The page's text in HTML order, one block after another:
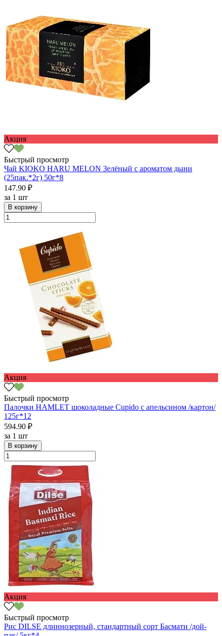
Акция
Быстрый просмотр
Чай KIOKO HARU MELON Зелёный с ароматом дыни
(25пак.*2г) 50г*8
147.90 ₽
за 1 шт
В корзину
Акция
Быстрый просмотр
Палочки HAMLET шоколадные Cupido с апельсином /картон/
125г*12
594.90 ₽
за 1 шт
В корзину
Акция
Быстрый просмотр
Рис DILSE длиннозерный, стандартный сорт Басмати /дой-